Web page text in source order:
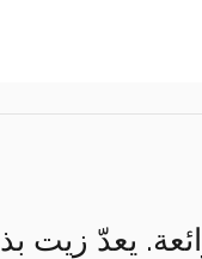
يعدّ زيت